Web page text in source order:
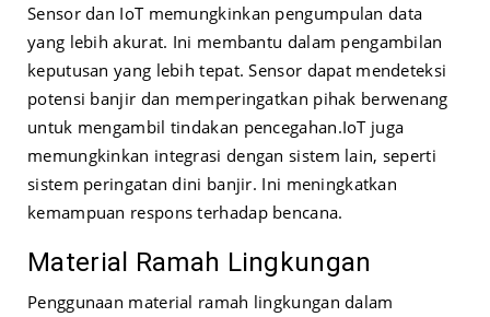
Sensor dan IoT memungkinkan pengumpulan data
yang lebih akurat. Ini membantu dalam pengambilan
keputusan yang lebih tepat. Sensor dapat mendeteksi
potensi banjir dan memperingatkan pihak berwenang
untuk mengambil tindakan pencegahan.IoT juga
memungkinkan integrasi dengan sistem lain, seperti
sistem peringatan dini banjir. Ini meningkatkan
kemampuan respons terhadap bencana.
Material Ramah Lingkungan
Penggunaan material ramah lingkungan dalam